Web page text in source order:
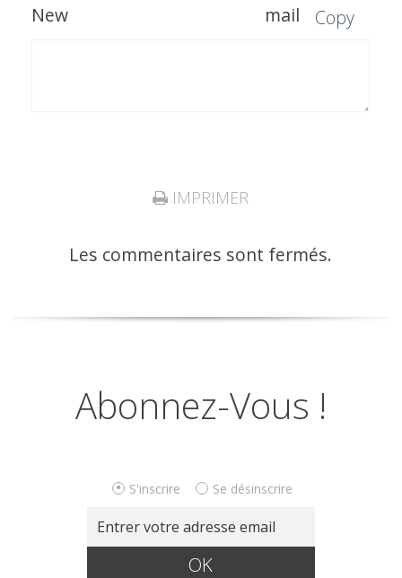
New mail
Copy
IMPRIMER
Les commentaires sont fermés.
Abonnez-Vous !
S'inscrire Se désinscrire